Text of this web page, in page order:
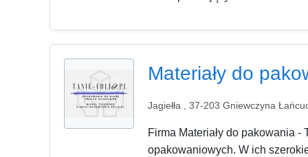
Materiały do
Jagiełła , 37-203 Gniewczyna
Firma Materiały do pakowania
opakowaniowych. W ich